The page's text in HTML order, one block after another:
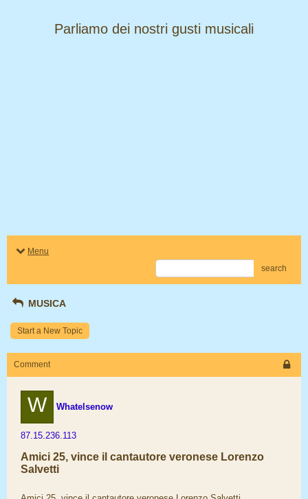
​​​​​​​Parliamo dei nostri gusti musicali
Menu
search
MUSICA
Start a New Topic
Comment
W Whatelsenow
87.15.236.113
Amici 25, vince il cantautore veronese Lorenzo
Salvetti